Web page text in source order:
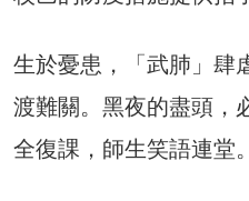
生於憂患，「武肺」肆
渡難關。黑夜的盡頭，
全復課，師生笑語連堂。